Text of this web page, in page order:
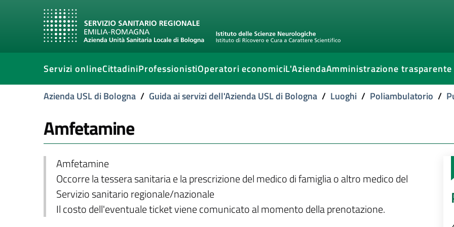
Servizi onlineCittadiniProfessionistiOperatori economiciL'AziendaAmministrazione trasparente
Azienda USL di Bologna / Guida ai servizi dell'Azienda USL di Bologna / Luoghi / Poliambulatorio /
Amfetamine
Amfetamine
Occorre la tessera sanitaria e la prescrizione del medico di famiglia o altro medico del
Servizio sanitario regionale/nazionale
Il costo dell'eventuale ticket viene comunicato al momento della prenotazione.